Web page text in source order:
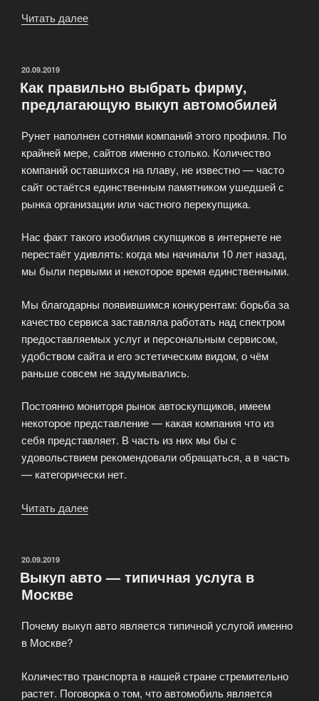
Читать далее
как
продать
ОПУБЛИКОВАНО
20.09.2019
Как правильно выбрать фирму,
предлагающую выкуп автомобилей
Рунет наполнен сотнями компаний этого профиля. По
крайней мере, сайтов именно столько. Количество
компаний оставшихся на плаву, не известно — часто
сайт остаётся единственным памятником ушедшей с
рынка организации или частного перекупщика.
Нас факт такого изобилия скупщиков в интернете не
перестаёт удивлять: когда мы начинали 10 лет назад,
мы были первыми и некоторое время единственными.
Мы благодарны появившимся конкурентам: борьба за
качество сервиса заставляла работать над спектром
предоставляемых услуг и персональным сервисом,
удобством сайта и его эстетическим видом, о чём
раньше совсем не задумывались.
Постоянно мониторя рынок автоскупщиков, имеем
некоторое представление — какая компания что из
себя представляет. В часть из них мы бы с
удовольствием рекомендовали обращаться, а в часть
— категорически нет.
Читать далее
предлагающую
ОПУБЛИКОВАНО
20.09.2019
Выкуп авто — типичная услуга в
Москве
Почему выкуп авто является типичной услугой именно
в Москве?
Количество транспорта в нашей стране стремительно
растет. Поговорка о том, что автомобиль является